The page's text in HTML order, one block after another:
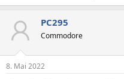
PC295
Commodore
8. Mai 2022